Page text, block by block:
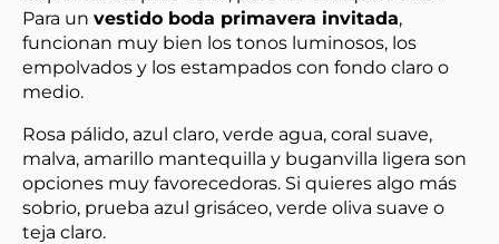
Para un vestido boda primavera invitada,
funcionan muy bien los tonos luminosos, los
empolvados y los estampados con fondo claro o
medio.
Rosa pálido, azul claro, verde agua, coral suave,
malva, amarillo mantequilla y buganvilla ligera son
opciones muy favorecedoras. Si quieres algo más
sobrio, prueba azul grisáceo, verde oliva suave o
teja claro.